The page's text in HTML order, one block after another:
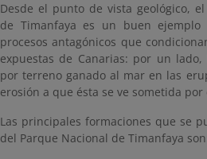
Desde el punto de vista geológico,
de Timanfaya es un buen
procesos antagónicos que
expuestas de Canarias: por un
por terreno ganado al mar en las
erosión a que ésta se ve sometida
Las principales formaciones que se
del Parque Nacional de Timanfaya